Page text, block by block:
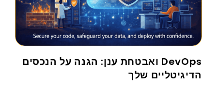
DevOps ואבטחת ענן: הגנה על הנכסים
הדיגיטליים שלך